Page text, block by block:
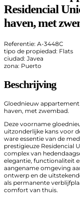
Residencial
haven, met
Referentie: A-3448C
tipo de propiedad: Flats
ciudad: Javea
zona: Puerto
Beschrijving
Gloednieuw appartement
haven, met zwembad.
Deze voorname
uitzonderlijke kans voor
ware essentie van de
prestigieuze Residencial
complex van
elegantie, functionaliteit
aangename omgeving
ontwerp en de
als permanente
comfort van thuis.